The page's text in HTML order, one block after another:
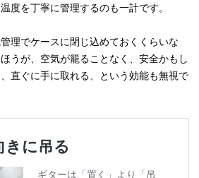
度を丁寧に管理するのも一計です。
理でケースに閉じ込めておくくらいな
うが、空気が籠ることなく、安全かもし
直ぐに手に取れる、という効能も無視で